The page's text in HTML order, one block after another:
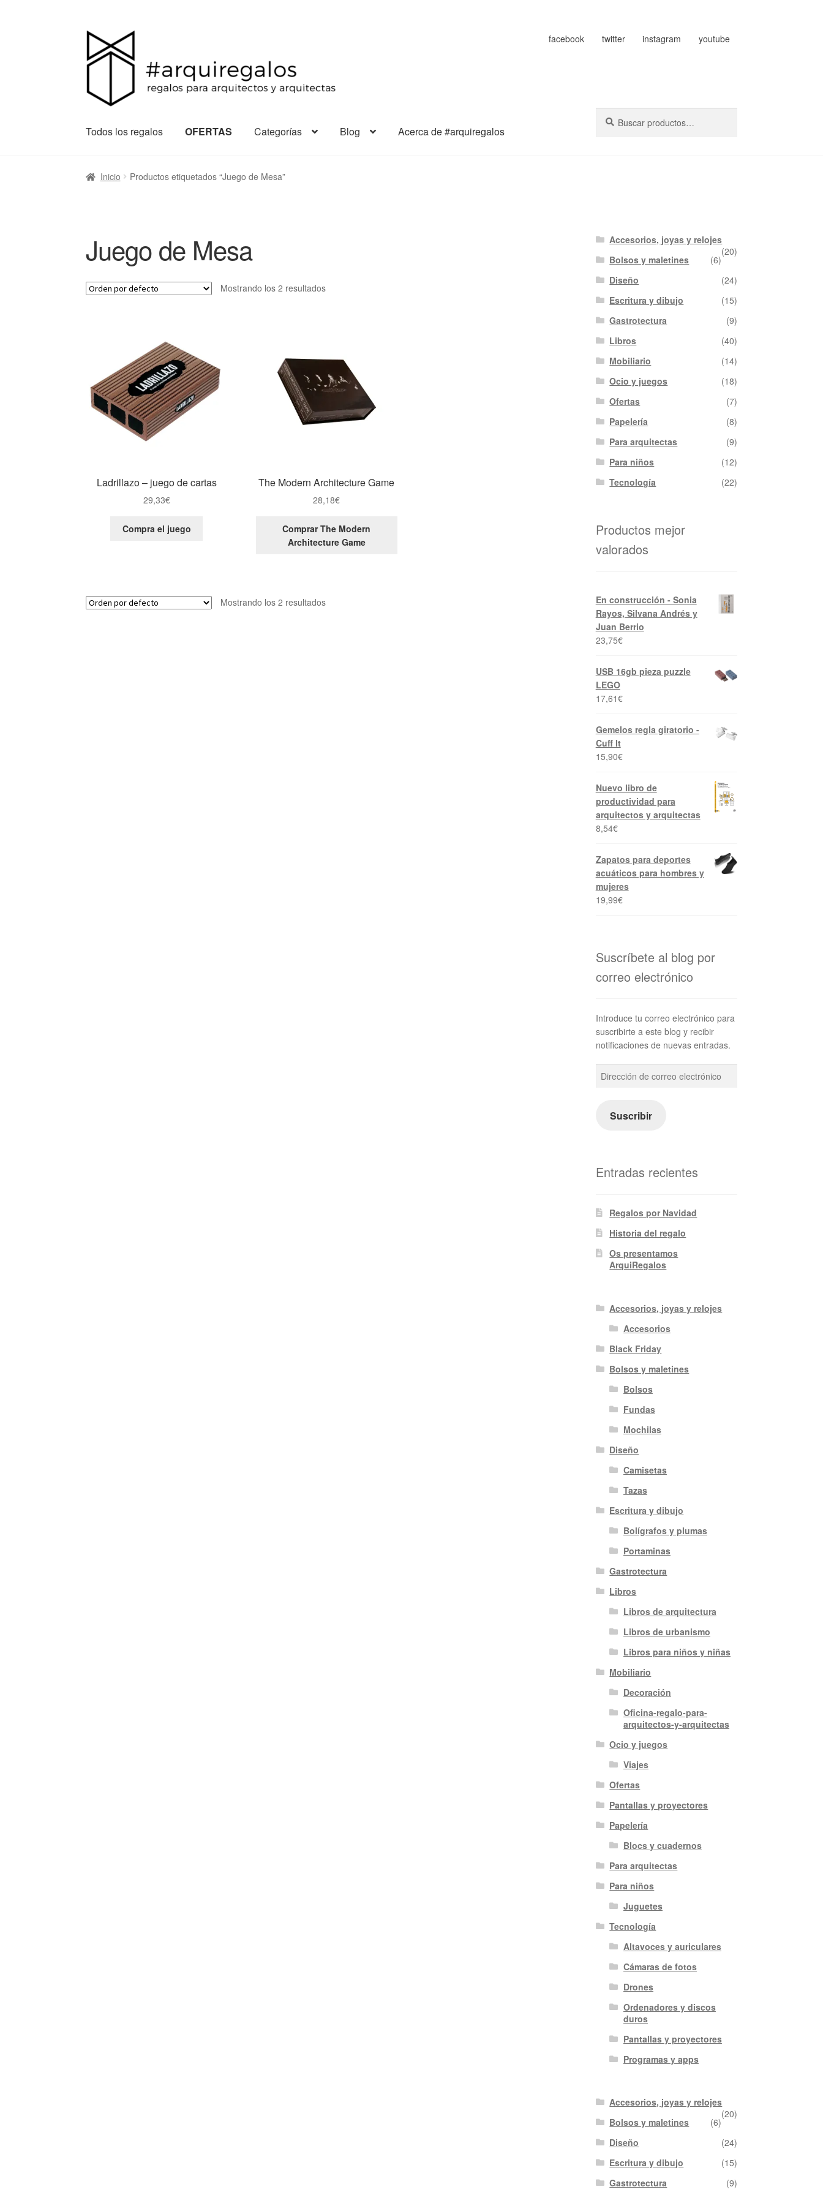
facebook twitter instagram youtube
Todos los regalos OFERTAS Categorías Blog Acerca de #arquiregalos
por:
Inicio Productos etiquetados “Juego de Mesa”
Juego de Mesa
Mostrando los 2 resultados
Ladrillazo – juego de cartas
29,33€
Compra el juego
The Modern Architecture Game
28,18€
Comprar The Modern
Architecture Game
Mostrando los 2 resultados
Accesorios, joyas y relojes
(20)
Bolsos y maletines
(6)
Diseño
(24)
Escritura y dibujo
(15)
Gastrotectura
(9)
Libros
(40)
Mobiliario
(14)
Ocio y juegos
(18)
Ofertas
(7)
Papelería
(8)
Para arquitectas
(9)
Para niños
(12)
Tecnología
(22)
Productos mejor
valorados
En construcción - Sonia
Rayos, Silvana Andrés y
Juan Berrio
23,75€
USB 16gb pieza puzzle
LEGO
17,61€
Gemelos regla giratorio -
Cuff It
15,90€
Nuevo libro de
productividad para
arquitectos y arquitectas
8,54€
Zapatos para deportes
acuáticos para hombres y
mujeres
19,99€
Suscríbete al blog por
correo electrónico
Introduce tu correo electrónico para
suscribirte a este blog y recibir
notificaciones de nuevas entradas.
Dirección
de
electrónico
Suscribir
Entradas recientes
Regalos por Navidad
Historia del regalo
Os presentamos
ArquiRegalos
Accesorios, joyas y relojes
Accesorios
Black Friday
Bolsos y maletines
Bolsos
Fundas
Mochilas
Diseño
Camisetas
Tazas
Escritura y dibujo
Bolígrafos y plumas
Portaminas
Gastrotectura
Libros
Libros de arquitectura
Libros de urbanismo
Libros para niños y niñas
Mobiliario
Decoración
Oficina-regalo-para-
arquitectos-y-arquitectas
Ocio y juegos
Viajes
Ofertas
Pantallas y proyectores
Papelería
Blocs y cuadernos
Para arquitectas
Para niños
Juguetes
Tecnología
Altavoces y auriculares
Cámaras de fotos
Drones
Ordenadores y discos
duros
Pantallas y proyectores
Programas y apps
Accesorios, joyas y relojes
(20)
Bolsos y maletines
(6)
Diseño
(24)
Escritura y dibujo
(15)
Gastrotectura
(9)